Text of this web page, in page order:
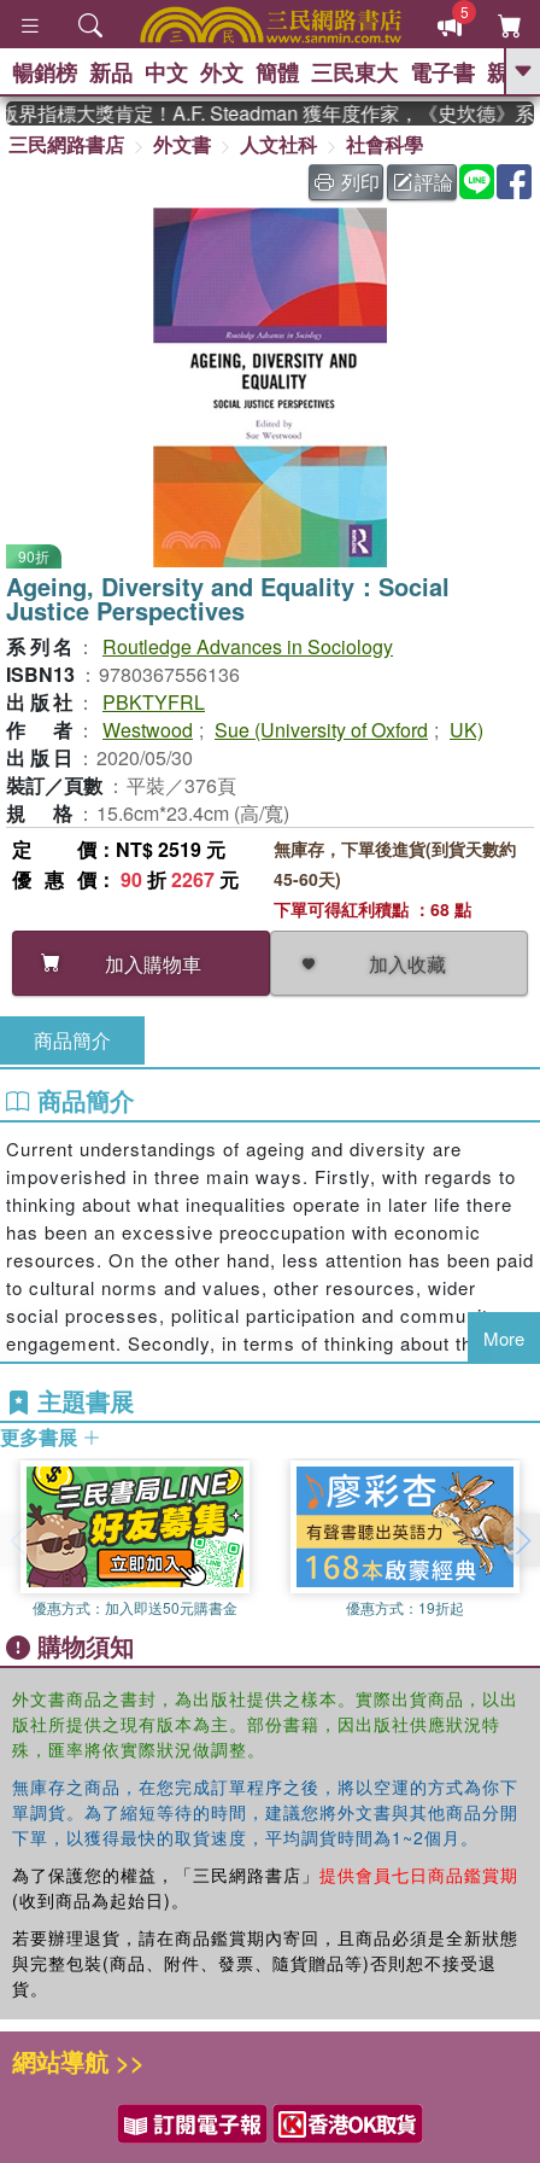
5
GO
熱搜： 東野圭吾 、 The Odyssey
、 如果歷史是一群喵 、 暑期
國際布克獎 臺灣漫遊錄 、 方
念華
、 台灣的李登輝時代
、 偉大的迷走神經
暢銷榜 新品 中文 外文 簡體 三民東大 電子書 親子
指標大獎肯定！A.F. Steadman 獲年度作家，《史坎德》系
三民網路書店
外文書 人文社科
社會科學
列印
評論
90折
Ageing, Diversity and Equality：Social
Justice Perspectives
系列名 ：
Routledge Advances in Sociology
ISBN13 ： 9780367556136
出版社 ：
PBKTYFRL
作者 ： Westwood ; Sue (University of Oxford ; UK)
出版日 ： 2020/05/30
裝訂／頁數 ： 平裝／376頁
規格 ： 15.6cm*23.4cm (高/寬)
定價 ：NT$ 2519 元
優惠價 ： 90折2267 元
加入購物車 加入收藏
無庫存，下單後進貨(到貨天數約
45-60天)
下單可得紅利積點 ：68 點
商品簡介
商品簡介
Current understandings of ageing and diversity are
impoverished in three main ways. Firstly, with regards to
thinking about what inequalities operate in later life there
has been an excessive preoccupation with economic
resources. On the other hand, less attention has been paid
to cultural norms and values, other resources, wider
social processes, political participation and community
engagement. Secondly, in terms of thinking about the who
of inequality, this has so far been limited to a very narrow
range of minority populations. Finally, when considering
the how of inequality, social gerontologys theoretical
analyses remain under-developed. The overall effect of
these issues is that social gerontology remains deeply
embedded in normative assumptions which serve to
exclude a wide range of older people.
Ageing, Diversity and Equality
aims to challenge and provoke the above described
normativity and offer an alternative approach which
highlights the heterogeneity and diversity of ageing,
associated inequalities and their intersections.
The Open Access version of this book, available at
has been made available under a Creative Commons
Attribution-Non Commercial-No Derivatives 4.0
More
主題書展
更多書展
優惠方式： 加入即送50元購書金 優惠方式： 19折起
購物須知
外文書商品之書封，為出版社提供之樣本。實際出貨商品，以出
版社所提供之現有版本為主。部份書籍，因出版社供應狀況特
殊，匯率將依實際狀況做調整。
無庫存之商品，在您完成訂單程序之後，將以空運的方式為你下
單調貨。為了縮短等待的時間，建議您將外文書與其他商品分開
下單，以獲得最快的取貨速度，平均調貨時間為1~2個月。
為了保護您的權益，「三民網路書店」 提供會員七日商品鑑賞期
(收到商品為起始日)。
若要辦理退貨，請在商品鑑賞期內寄回，且商品必須是全新狀態
與完整包裝(商品、附件、發票、隨貨贈品等)否則恕不接受退
貨。
網站導航 >>